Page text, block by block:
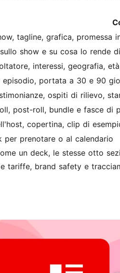
tagline, grafica, promessa
show e su cosa lo rende
interessi, geografia,
episodio, portata a 30 e 90
ospiti di rilievo,
post-roll, bundle e fasce di
copertina, clip di
per prenotare o al calendario
un deck, le stesse otto
tariffe, brand safety e